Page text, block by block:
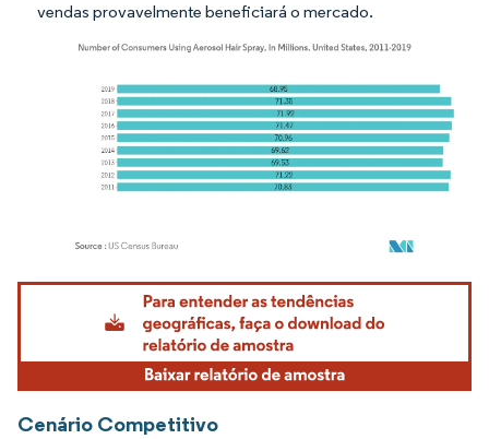
vendas provavelmente beneficiará o mercado.
Imagem © Mordor Intelligence. O reuso requer atribuição conforme CC BY 4.0.
Cenário Competitivo